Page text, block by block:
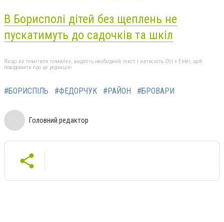
В Борисполі дітей без щеплень не
пускатимуть до садочків та шкіл
Якщо ви помітили помилку, виділіть необхідний текст і натисніть Ctrl + Enter, щоб
повідомити про це редакцію
#БОРИСПІЛЬ #ФЕДОРЧУК #РАЙОН #БРОВАРИ
Головний редактор